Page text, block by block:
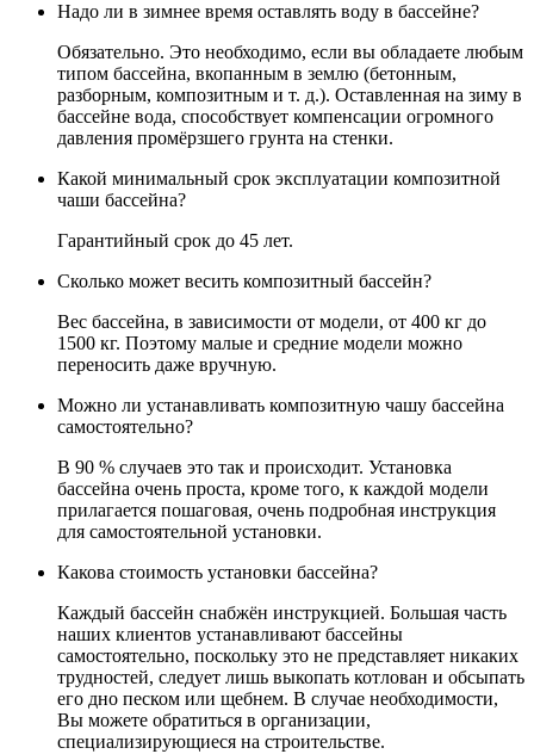
Надо ли в зимнее время оставлять воду в бассейне?
Обязательно. Это необходимо, если вы обладаете любым
типом бассейна, вкопанным в землю (бетонным,
разборным, композитным и т. д.). Оставленная на зиму в
бассейне вода, способствует компенсации огромного
давления промёрзшего грунта на стенки.
Какой минимальный срок эксплуатации композитной
чаши бассейна?
Гарантийный срок до 45 лет.
Сколько может весить композитный бассейн?
Вес бассейна, в зависимости от модели, от 400 кг до
1500 кг. Поэтому малые и средние модели можно
переносить даже вручную.
Можно ли устанавливать композитную чашу бассейна
самостоятельно?
В 90 % случаев это так и происходит. Установка
бассейна очень проста, кроме того, к каждой модели
прилагается пошаговая, очень подробная инструкция
для самостоятельной установки.
Какова стоимость установки бассейна?
Каждый бассейн снабжён инструкцией. Большая часть
наших клиентов устанавливают бассейны
самостоятельно, поскольку это не представляет никаких
трудностей, следует лишь выкопать котлован и обсыпать
его дно песком или щебнем. В случае необходимости,
Вы можете обратиться в организации,
специализирующиеся на строительстве.